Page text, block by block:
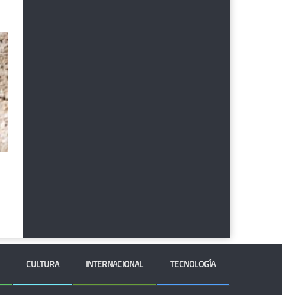
CULTURA INTERNACIONAL TECNOLOGÍA